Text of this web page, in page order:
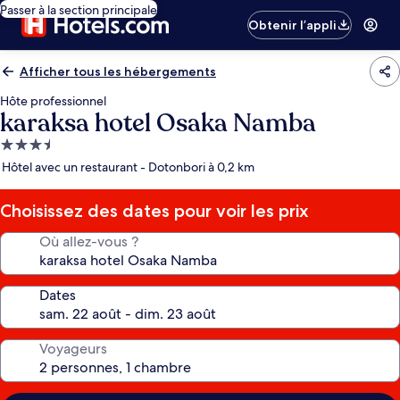
Passer à la section principale
Obtenir l’appli
Afficher tous les hébergements
Hôte professionnel
karaksa hotel Osaka Namba
Hébergement
3.5 étoiles
Hôtel avec un restaurant - Dotonbori à 0,2 km
Choisissez des dates pour voir les prix
Où allez-vous ?
Dates
Voyageurs